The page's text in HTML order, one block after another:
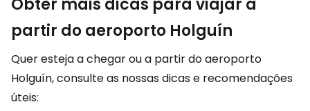
Obter mais dicas para viajar a
partir do aeroporto Holguín
Quer esteja a chegar ou a partir do aeroporto
Holguín, consulte as nossas dicas e recomendações
úteis: